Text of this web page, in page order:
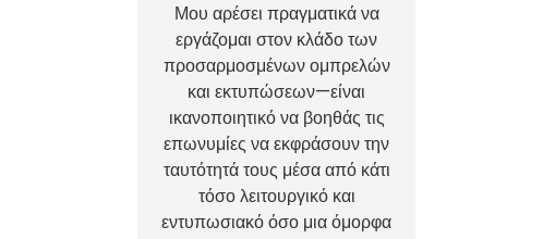
Μου αρέσει πραγματικά να
εργάζομαι στον κλάδο των
προσαρμοσμένων ομπρελών
και εκτυπώσεων—είναι
ικανοποιητικό να βοηθάς τις
επωνυμίες να εκφράσουν την
ταυτότητά τους μέσα από κάτι
τόσο λειτουργικό και
εντυπωσιακό όσο μια όμορφα